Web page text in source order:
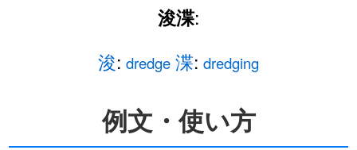
浚渫:
浚: dredge 渫: dredging
例文・使い方